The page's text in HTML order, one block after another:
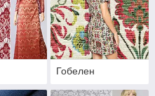
Гобелен